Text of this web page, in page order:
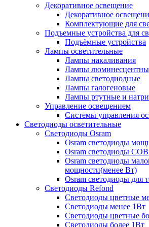
Декоративное освещение
Декоративное
Комплектующие для
Подъемные устройства для
Подъёмные устройства
Лампы осветительные
Лампы накаливания
Лампы
Лампы светодиодные
Лампы галогеновые
Лампы ртутные и
Управление освещением
Системы управления
Светодиоды осветительные
Светодиоды Osram
Osram светодиоды
Osram светодиоды COB
Osram светодиоды
мощности(менее Вт)
Osram светодиоды для
Светодиоды Refond
Светодиоды цветные
Светодиоды менее 1Вт
Светодиоды цветные
Светодиоды более 1Вт